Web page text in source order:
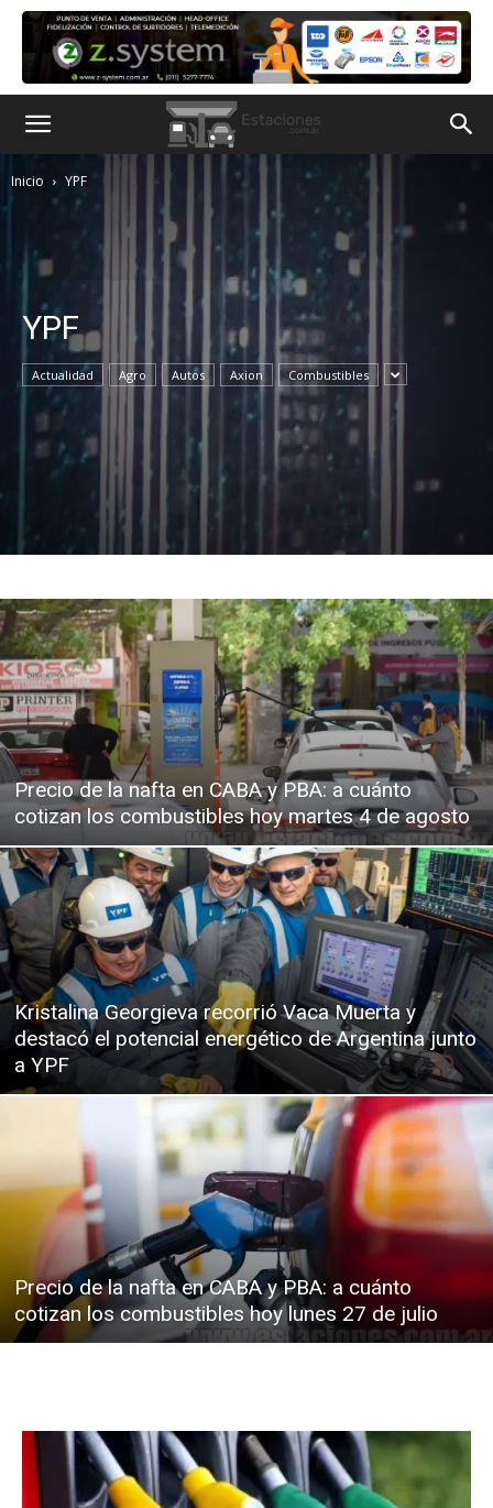
Inicio YPF
YPF
Actualidad Agro Autos Axion Combustibles
Precio de la nafta en CABA y PBA: a cuánto
cotizan los combustibles hoy martes 4 de agosto
Kristalina Georgieva recorrió Vaca Muerta y
destacó el potencial energético de Argentina junto
a YPF
Precio de la nafta en CABA y PBA: a cuánto
cotizan los combustibles hoy lunes 27 de julio